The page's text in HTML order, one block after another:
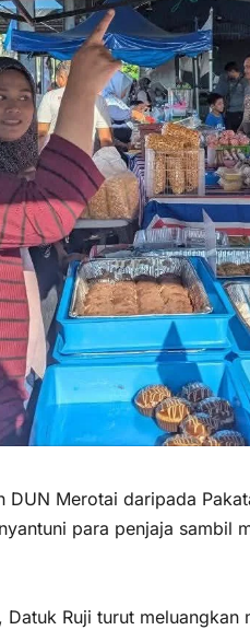
DUN Merotai daripada
para penjaja sambil
Ruji turut